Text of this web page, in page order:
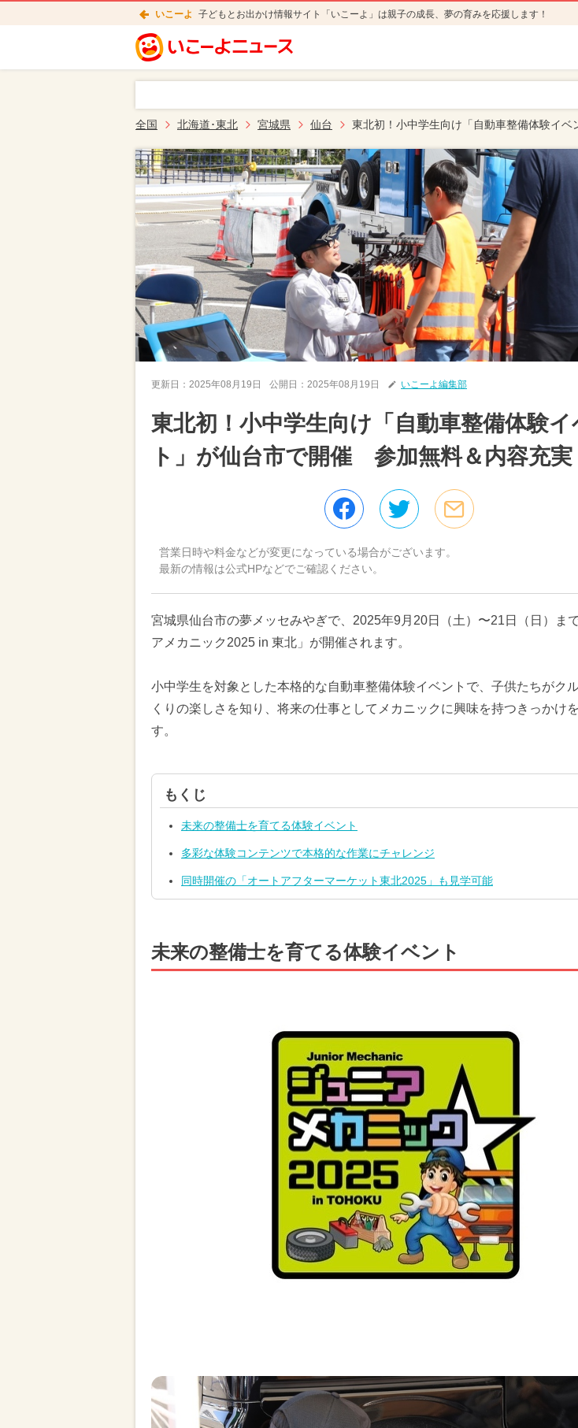
いこーよ 子どもとお出かけ情報サイト「いこーよ」は親子の成長、夢の育みを応援します！
全国 北海道･東北 宮城県 仙台 東北初！小中学生向け「自動車整備体験イ
更新日： 2025年08月19日 公開日： 2025年08月19日 いこーよ編集部
東北初！小中学生向け「自動車整備体験イ
ト」が仙台市で開催 参加無料＆内容充実
営業日時や料金などが変更になっている場合がございます。
最新の情報は公式HPなどでご確認ください。
宮城県仙台市の夢メッセみやぎで、2025年9月20日（土）〜21日（日）ま
アメカニック2025 in 東北」が開催されます。
小中学生を対象とした本格的な自動車整備体験イベントで、子供たちがク
くりの楽しさを知り、将来の仕事としてメカニックに興味を持つきっかけ
す。
もくじ
未来の整備士を育てる体験イベント
多彩な体験コンテンツで本格的な作業にチャレンジ
同時開催の「オートアフターマーケット東北2025」も見学可能
未来の整備士を育てる体験イベント